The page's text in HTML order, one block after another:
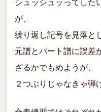
シュッシュッってした
が、
繰り返し記号を見落と
元譜とパート譜に誤差
ざるかでもめようが、
２つぶりじゃなきゃ弾